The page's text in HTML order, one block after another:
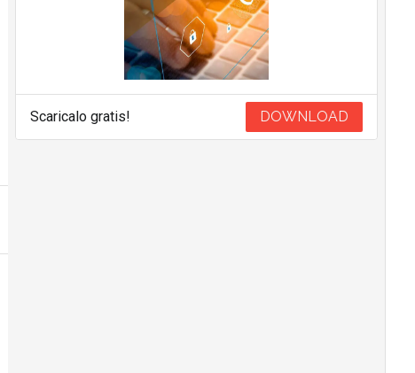
Scaricalo gratis! DOWNLOAD